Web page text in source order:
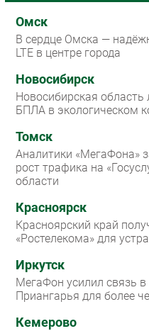
Омск
В сердце Омска —
LTE в центре города
Новосибирск
Новосибирская
БПЛА в экологическом
Томск
Аналитики «МегаФона»
рост трафика на
области
Красноярск
Красноярский край
«Ростелекома» для
Иркутск
МегаФон усилил связь
Приангарья для более
Кемерово